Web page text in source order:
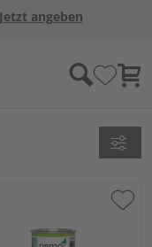
Jetzt angeben